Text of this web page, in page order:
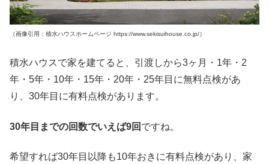
（画像引用：積水ハウスホームページ https://www.sekisuihouse.co.jp/）
積水ハウスで家を建てると、引渡しから3ヶ月・1年・2
年・5年・10年・15年・20年・25年目に無料点検があ
り、30年目に有料点検があります。
30年目までの回数でいえば9回 ですね。
希望すれば30年目以降も10年おきに有料点検があり、家